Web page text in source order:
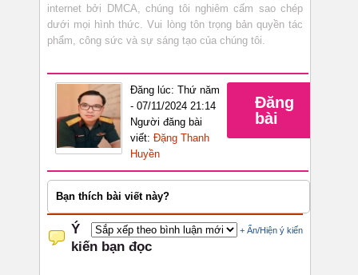
internet bởi DMCA, chúng tôi nghiêm cấm sao chép
dưới mọi hình thức. Vui lòng tôn trọng bản quyền tác
phẩm, công sức và sự sáng tạo của chúng tôi.
Đăng lúc: Thứ năm
- 07/11/2024 21:14
Người đăng bài
viết: Đặng Thanh
Huyền
Đăng
bài
Bạn thích bài viết này?